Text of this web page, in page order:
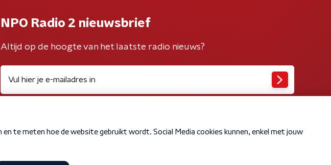
NPO Radio 2 nieuwsbrief
Altijd op de hoogte van het laatste radio nieuws?